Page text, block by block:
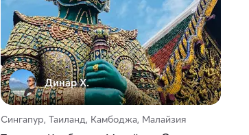
Динар Х.
Сингапур, Таиланд, Камбоджа, Малайзия